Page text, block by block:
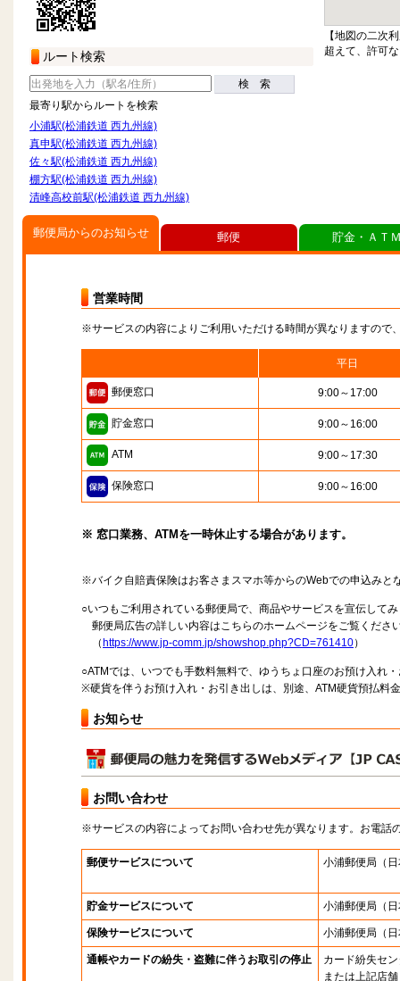
ルート検索
検 索
最寄り駅からルートを検索
小浦駅(松浦鉄道 西九州線)
真申駅(松浦鉄道 西九州線)
佐々駅(松浦鉄道 西九州線)
棚方駅(松浦鉄道 西九州線)
清峰高校前駅(松浦鉄道 西九州線)
【地図の二次
超えて、許可
郵便局からのお知らせ
営業時間
※サービスの内容によりご利用いただける時間が異なりますので
平日
郵便窓口 9:00～17:00
貯金窓口 9:00～16:00
ATM 9:00～17:30
保険窓口 9:00～16:00
※ 窓口業務、ATMを一時休止する場合があります。
※バイク自賠責保険はお客さまスマホ等からのWebでの申込みと
○いつもご利用されている郵便局で、商品やサービスを宣伝して
郵便局広告の詳しい内容はこちらのホームページをご覧くださ
（ https://www.jp-comm.jp/showshop.php?CD=761410）
○ATMでは、いつでも手数料無料で、ゆうちょ口座のお預け入れ
※硬貨を伴うお預け入れ・お引き出しは、別途、ATM硬貨預払料
お知らせ
お問い合わせ
※サービスの内容によってお問い合わせ先が異なります。お電話
郵便サービスについて 小浦郵便局 （
貯金サービスについて 小浦郵便局 （
保険サービスについて 小浦郵便局 （
通帳やカードの紛失・盗難に伴うお取引の停止
カード紛失セ
または上記店舗
郵便 貯金・ＡＴ